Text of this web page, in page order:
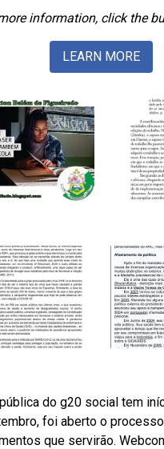
information, click the
LEARN MORE
do g20 social tem
foi aberto o
que servirão.